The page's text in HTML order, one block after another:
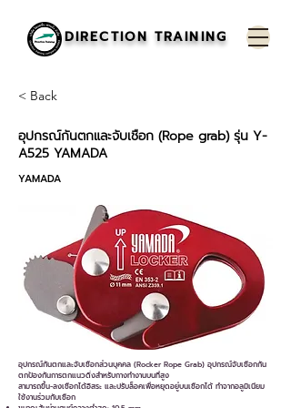
DIRECTION TRAINING
< Back
อุปกรณ์กันตกและจับเชือก (Rope grab) รุ่น Y-
A525 YAMADA
YAMADA
อุปกรณ์กันตกและจับเชือกส่วนบุคคล (Rocker Rope Grab) อุปกรณ์จับเชือกกัน
ตกป้องกันการตกแนวดิ่งสำหรับกางทำงานบนที่สูง
สามารถขึ้น-ลงเชือกได้อิสระ และปรับล็อคเพื่อหยุดอยู่บนเชือกได้ ทำจากอลูมิเนียม
ใช้งานร่วมกับเชือก